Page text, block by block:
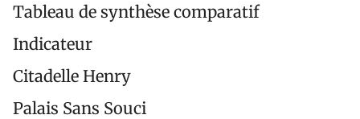
Tableau de synthèse comparatif
Indicateur
Citadelle Henry
Palais Sans Souci